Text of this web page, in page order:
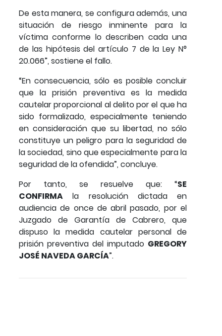
De esta manera, se configura además, una
situación de riesgo inminente para la
víctima conforme lo describen cada una
de las hipótesis del artículo 7 de la Ley N°
20.066”, sostiene el fallo.
“En consecuencia, sólo es posible concluir
que la prisión preventiva es la medida
cautelar proporcional al delito por el que ha
sido formalizado, especialmente teniendo
en consideración que su libertad, no sólo
constituye un peligro para la seguridad de
la sociedad, sino que especialmente para la
seguridad de la ofendida”, concluye.
Por tanto, se resuelve que: “SE
CONFIRMA la resolución dictada en
audiencia de once de abril pasado, por el
Juzgado de Garantía de Cabrero, que
dispuso la medida cautelar personal de
prisión preventiva del imputado GREGORY
JOSÉ NAVEDA GARCÍA”.